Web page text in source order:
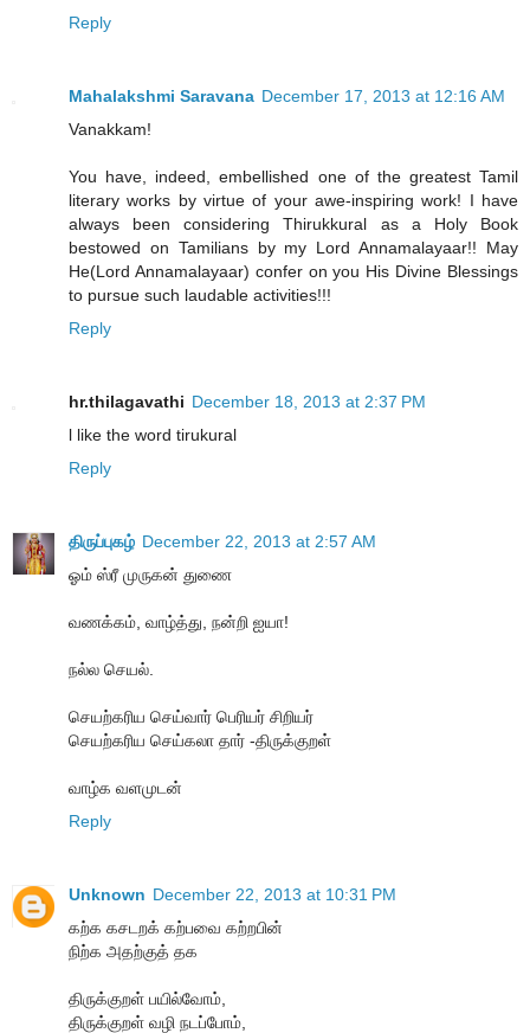
Reply
Mahalakshmi Saravana December 17, 2013 at 12:16 AM
Vanakkam!
You have, indeed, embellished one of the greatest Tamil
literary works by virtue of your awe-inspiring work! I have
always been considering Thirukkural as a Holy Book
bestowed on Tamilians by my Lord Annamalayaar!! May
He(Lord Annamalayaar) confer on you His Divine Blessings
to pursue such laudable activities!!!
Reply
hr.thilagavathi December 18, 2013 at 2:37 PM
l like the word tirukural
Reply
திருப்புகழ் December 22, 2013 at 2:57 AM
ஓம் ஸ்ரீ முருகன் துணை
வணக்கம், வாழ்த்து, நன்றி ஐயா!
நல்ல செயல்.
செயற்கரிய செய்வார் பெரியர் சிறியர்
செயற்கரிய செய்கலா தார் -திருக்குறள்
வாழ்க வளமுடன்
Reply
Unknown December 22, 2013 at 10:31 PM
கற்க கசடறக் கற்பவை கற்றபின்
நிற்க அதற்குத் தக
திருக்குறள் பயில்வோம்,
திருக்குறள் வழி நடப்போம்,